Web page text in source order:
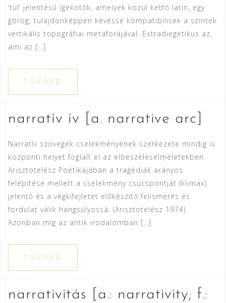
ʼtúlʼ jelentésű igekötők, amelyek közül kettő latin, egy
görög, tulajdonképpen kevéssé kompatibilisek a szintek
vertikális topográfiai metaforájával. Extradiegetikus az,
ami az […]
TOVÁBB
narratív ív [a. narrative arc]
Narratív szövegek cselekményének szerkezete mindig is
központi helyet foglalt el az elbeszéléselméletekben.
Arisztotelész Poétikájában a tragédiák arányos
felépítése mellett a cselekmény csúcspontját (klimax)
jelentő és a végkifejletet előkészítő felismerés és
fordulat válik hangsúlyossá. (Arisztotelész 1974)
Azonban míg az antik irodalomban […]
TOVÁBB
narrativitás [a.: narrativity; f.: